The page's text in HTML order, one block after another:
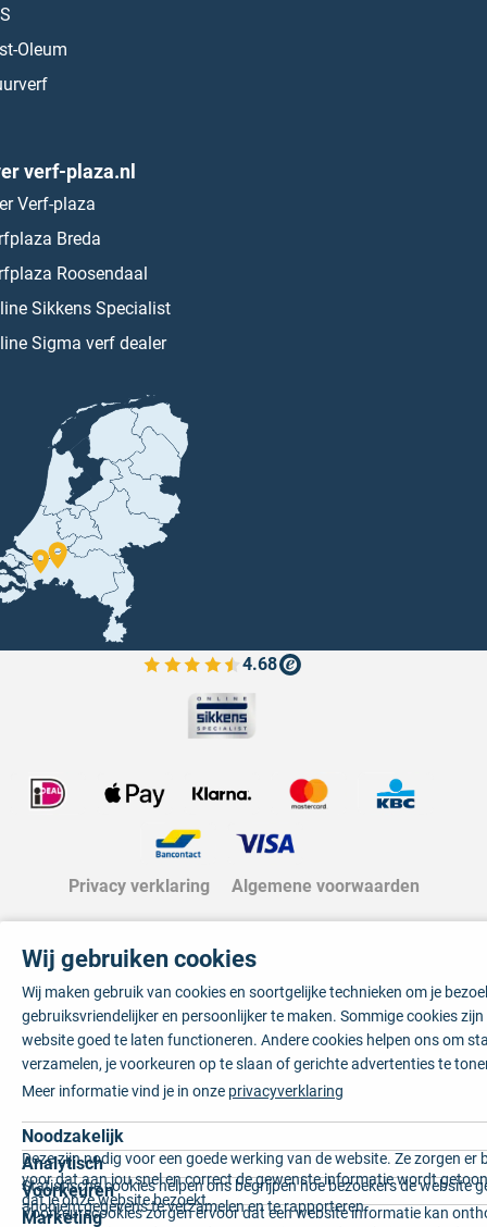
Oleum
verf-plaza.nl
Verf-plaza
Breda
Roosendaal
Sikkens Specialist
Sigma verf dealer
4.68
Bekijk de verfplaza beoordelingen
Privacy verklaring Algemene voorwaarden
Wij gebruiken cookies
Wij maken gebruik van cookies en soortgelijke technieken om je
gebruiksvriendelijker en persoonlijker te maken. Sommige cookies
website goed te laten functioneren. Andere cookies helpen ons om
verzamelen, je voorkeuren op te slaan of gerichte advertenties te
Meer informatie vind je in onze privacyverklaring
Noodzakelijk
Deze zijn nodig voor een goede werking van de website. Ze zorgen er
voor dat aan jou snel en correct de gewenste informatie wordt
dat je onze website bezoekt.
Analytisch
Statistische cookies helpen ons begrijpen hoe bezoekers de website
anoniem gegevens te verzamelen en te rapporteren.
Voorkeuren
Voorkeurscookies zorgen ervoor dat een website informatie kan
Marketing